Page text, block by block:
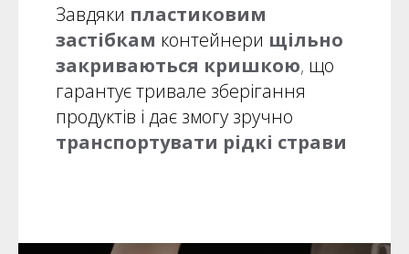
Завдяки пластиковим
застібкам контейнери щільно
закриваються кришкою, що
гарантує тривале зберігання
продуктів і дає змогу зручно
транспортувати рідкі страви